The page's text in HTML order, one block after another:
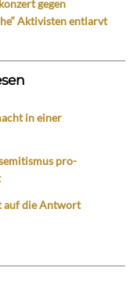
gegen
Aktivisten entlarvt
in einer
pro-
auf die Antwort